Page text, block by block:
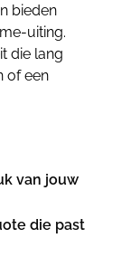
bieden
uiting.
die lang
of een
van jouw
die past